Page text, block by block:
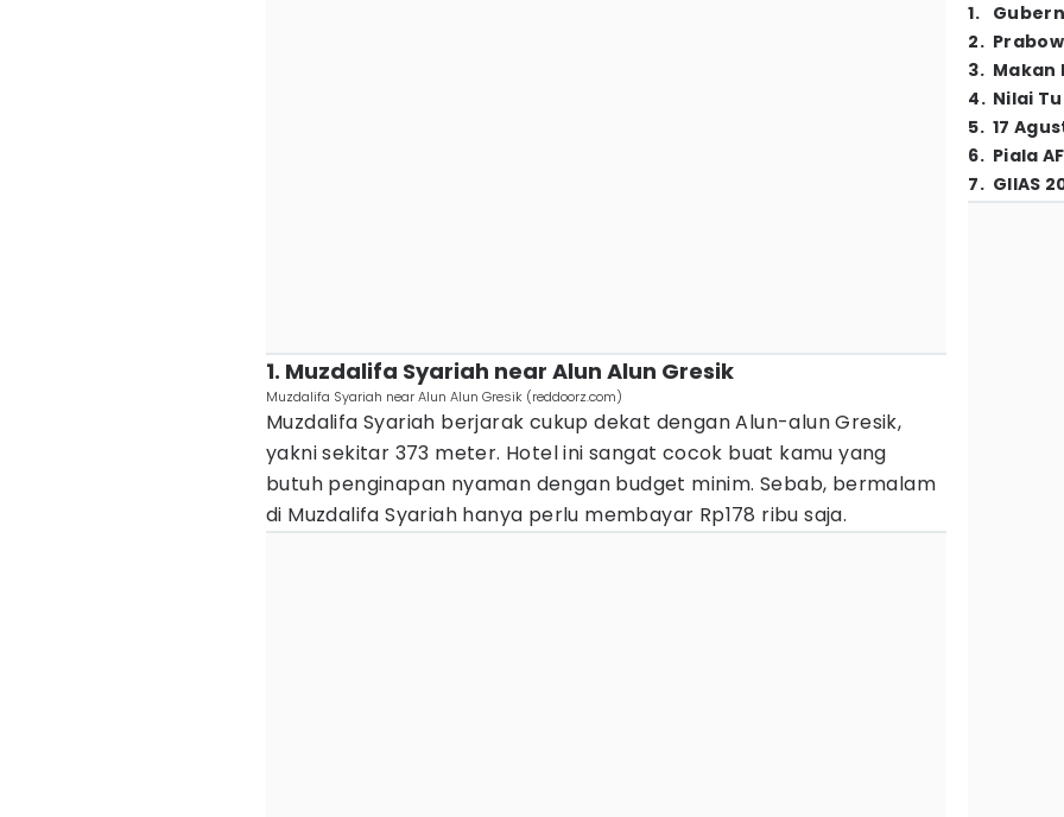
1. Muzdalifa Syariah near Alun Alun Gresik
Muzdalifa Syariah near Alun Alun Gresik (reddoorz.com)
Muzdalifa Syariah berjarak cukup dekat dengan Alun-alun Gresik,
yakni sekitar 373 meter. Hotel ini sangat cocok buat kamu yang
butuh penginapan nyaman dengan budget minim. Sebab, bermalam
di Muzdalifa Syariah hanya perlu membayar Rp178 ribu saja.
1.
2.
3. Makan
4. Nilai
5. 17
6. Piala
7. GIIAS